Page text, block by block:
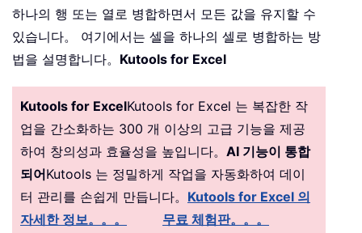
하나의 행 또는 열로 병합하면서 모든 값을 유지할 수
있습니다。 여기에서는 셀을 하나의 셀로 병합하는 방
법을 설명합니다。 Kutools for Excel
Kutools for ExcelKutools for Excel 는 복잡한 작
업을 간소화하는 300 개 이상의 고급 기능을 제공
하여 창의성과 효율성을 높입니다。 AI 기능이 통합
되어Kutools 는 정밀하게 작업을 자동화하여 데이
터 관리를 손쉽게 만듭니다。 Kutools for Excel 의
자세한 정보。。。
무료 체험판。。。